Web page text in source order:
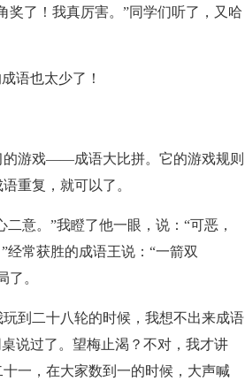
奖了！我真厉害。”同学们听了，又哈
语也太少了！
的游戏——成语大比拼。它的游戏规则
重复，就可以了。
意。”我瞪了他一眼，说：“可恶，
经常获胜的成语王说：“一箭双
。
到二十八轮的时候，我想不出来成语
说过了。望梅止渴？不对，我才讲
一，在大家数到一的时候，大声喊